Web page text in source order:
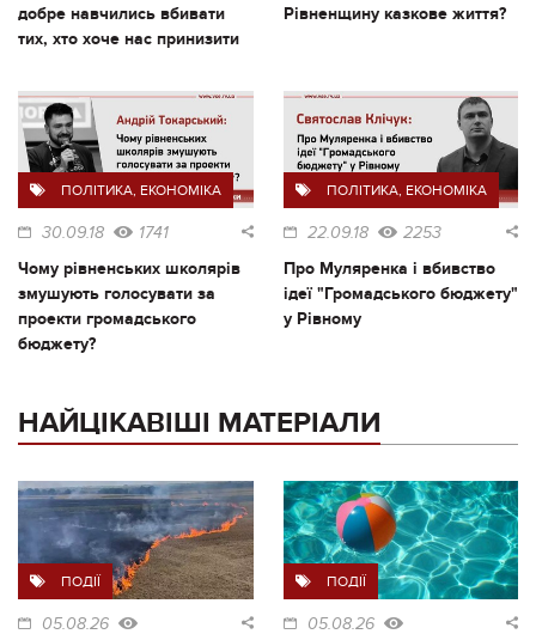
добре навчились вбивати
тих, хто хоче нас принизити
Рівненщину казкове життя?
ПОЛІТИКА, ЕКОНОМІКА
30.09.18 1741
Чому рівненських школярів
змушують голосувати за
проекти громадського
бюджету?
ПОЛІТИКА, ЕКОНОМІКА
22.09.18 2253
Про Муляренка і вбивство
ідеї "Громадського бюджету"
у Рівному
НАЙЦІКАВІШІ МАТЕРІАЛИ
ПОДІЇ
05.08.26
ПОДІЇ
05.08.26